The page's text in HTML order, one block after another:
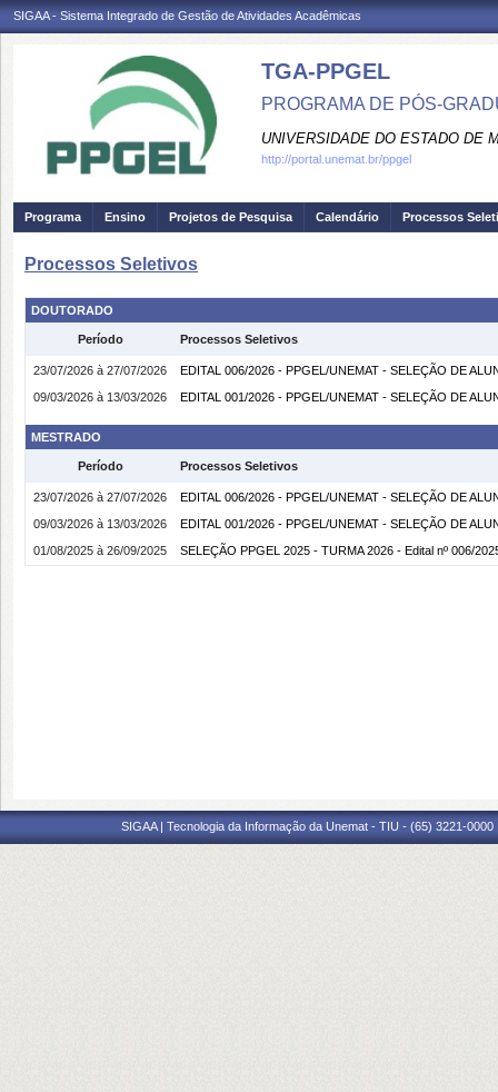
SIGAA - Sistema Integrado de Gestão de Atividades Acadêmicas
TGA-PPGEL
PROGRAMA DE PÓS-
UNIVERSIDADE DO ESTADO DE
http://portal.unemat.br/ppgel
Programa Ensino Projetos de Pesquisa Calendário Processos
Processos Seletivos
DOUTORADO
Período Processos Seletivos
23/07/2026 à 27/07/2026
EDITAL 006/2026 - PPGEL/UNEMAT - SELEÇÃO DE
09/03/2026 à 13/03/2026
EDITAL 001/2026 - PPGEL/UNEMAT - SELEÇÃO DE
MESTRADO
Período Processos Seletivos
23/07/2026 à 27/07/2026
EDITAL 006/2026 - PPGEL/UNEMAT - SELEÇÃO DE
09/03/2026 à 13/03/2026
EDITAL 001/2026 - PPGEL/UNEMAT - SELEÇÃO DE
01/08/2025 à 26/09/2025
SELEÇÃO PPGEL 2025 - TURMA 2026 - Edital nº 006/
SIGAA | Tecnologia da Informação da Unemat - TIU - (65) 3221-